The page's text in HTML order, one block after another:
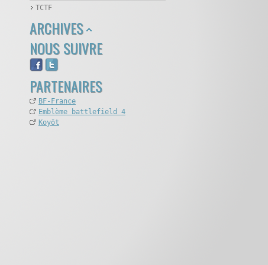
TCTF
ARCHIVES
NOUS SUIVRE
PARTENAIRES
BF-France
Emblème battlefield 4
Koyöt